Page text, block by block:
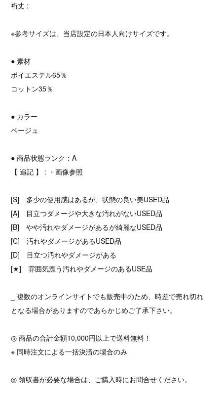
裄丈 :
※参考サイズは、当店設定の日本人向けサイズです。
● 素材
ポイエステル65％
コットン35％
● カラー
ベージュ
● 商品状態ランク：A
【 追記 】 : ・画像参照
[S] 多少の使用感はあるが、状態の良い美USED品
[A] 目立つダメージや大きな汚れがないUSED品
[B] やや汚れやダメージがあるが綺麗なUSED品
[C] 汚れやダメージがあるUSED品
[D] 目立つ汚れやダメージがある
[★] 雰囲気漂う汚れやダメージのあるUSE品
_ 複数のオンラインサイトでも販売中のため、時差で売れ切れ
となる場合がありますのであらかじめご了承下さい。
◎ 商品の合計金額10,000円以上で送料無料！
※ 同時注文による一括決済の場合のみ
◎ 領収書が必要な場合は、ご購入時にお問合せください。